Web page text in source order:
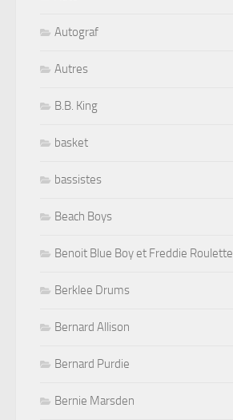
Autograf
Autres
B.B. King
basket
bassistes
Beach Boys
Benoit Blue Boy et Freddie Roulette
Berklee Drums
Bernard Allison
Bernard Purdie
Bernie Marsden